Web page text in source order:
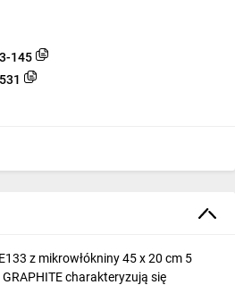
145
z mikrowłókniny 45 x 20 cm 5
charakteryzują się